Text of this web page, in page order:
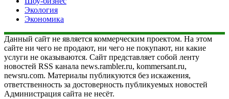
Экология
Экономика
Данный сайт не является коммерческим проектом. На этом
сайте ни чего не продают, ни чего не покупают, ни какие
услуги не оказываются. Сайт представляет собой ленту
новостей RSS канала news.rambler.ru, kommersant.ru,
newsru.com. Материалы публикуются без искажения,
ответственность за достоверность публикуемых новостей
Администрация сайта не несёт.